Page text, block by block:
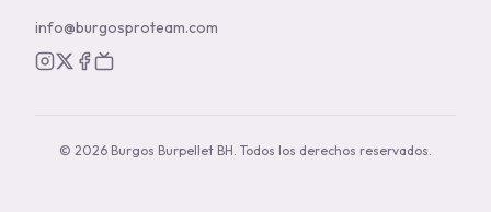
info@burgosproteam.com
© 2026 Burgos Burpellet BH. Todos los derechos reservados.